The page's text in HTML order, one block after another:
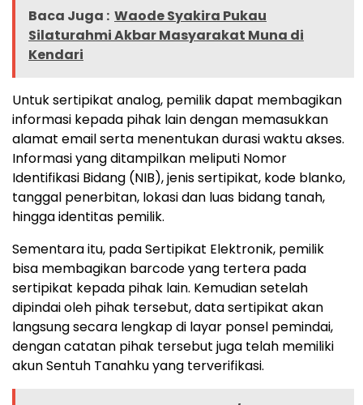
Baca Juga : Waode Syakira Pukau
Silaturahmi Akbar Masyarakat Muna di
Kendari
Untuk sertipikat analog, pemilik dapat membagikan
informasi kepada pihak lain dengan memasukkan
alamat email serta menentukan durasi waktu akses.
Informasi yang ditampilkan meliputi Nomor
Identifikasi Bidang (NIB), jenis sertipikat, kode blanko,
tanggal penerbitan, lokasi dan luas bidang tanah,
hingga identitas pemilik.
Sementara itu, pada Sertipikat Elektronik, pemilik
bisa membagikan barcode yang tertera pada
sertipikat kepada pihak lain. Kemudian setelah
dipindai oleh pihak tersebut, data sertipikat akan
langsung secara lengkap di layar ponsel pemindai,
dengan catatan pihak tersebut juga telah memiliki
akun Sentuh Tanahku yang terverifikasi.